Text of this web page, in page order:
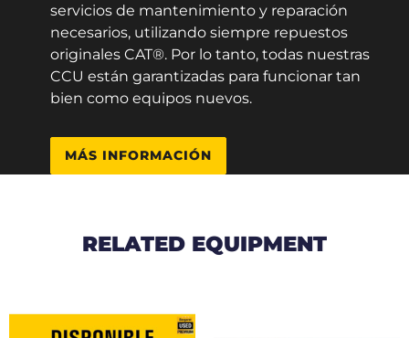
servicios de mantenimiento y reparación
necesarios, utilizando siempre repuestos
originales CAT®. Por lo tanto, todas nuestras
CCU están garantizadas para funcionar tan
bien como equipos nuevos.
MÁS INFORMACIÓN
RELATED EQUIPMENT